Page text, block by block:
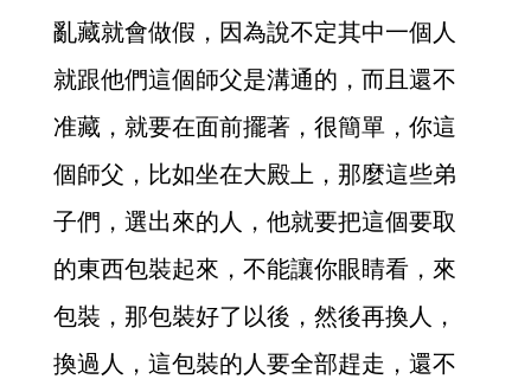
亂藏就會做假，因為說不定其中一個人
就跟他們這個師父是溝通的，而且還不
准藏，就要在面前擺著，很簡單，你這
個師父，比如坐在大殿上，那麼這些弟
子們，選出來的人，他就要把這個要取
的東西包裝起來，不能讓你眼睛看，來
包裝，那包裝好了以後，然後再換人，
換過人，這包裝的人要全部趕走，還不